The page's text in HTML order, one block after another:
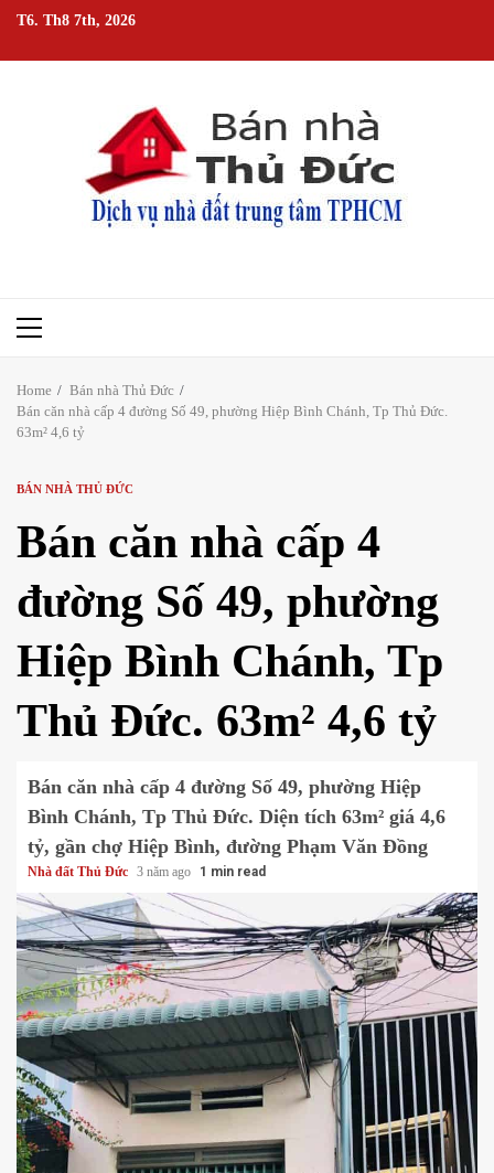
Skip
content
T6. Th8 7th, 2026
Primary
Home
Bán nhà Thủ Đức
Bán căn nhà cấp 4 đường Số 49, phường Hiệp Bình Chánh, Tp Thủ Đức.
63m² 4,6 tỷ
BÁN NHÀ THỦ ĐỨC
Bán căn nhà cấp 4
đường Số 49, phường
Hiệp Bình Chánh, Tp
Thủ Đức. 63m² 4,6 tỷ
Bán căn nhà cấp 4 đường Số 49, phường Hiệp
Bình Chánh, Tp Thủ Đức. Diện tích 63m² giá 4,6
tỷ, gần chợ Hiệp Bình, đường Phạm Văn Đồng
Nhà đất Thủ Đức 3 năm ago 1 min read